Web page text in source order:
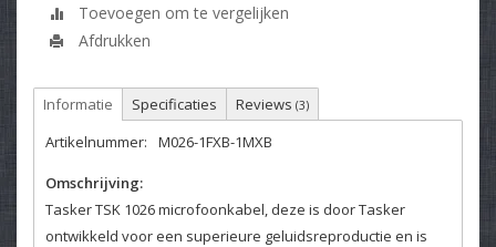
Toevoegen om te vergelijken
Afdrukken
Informatie Specificaties Reviews (3)
Artikelnummer: M026-1FXB-1MXB
Omschrijving:
Tasker TSK 1026 microfoonkabel, deze is door Tasker
ontwikkeld voor een superieure geluidsreproductie en is